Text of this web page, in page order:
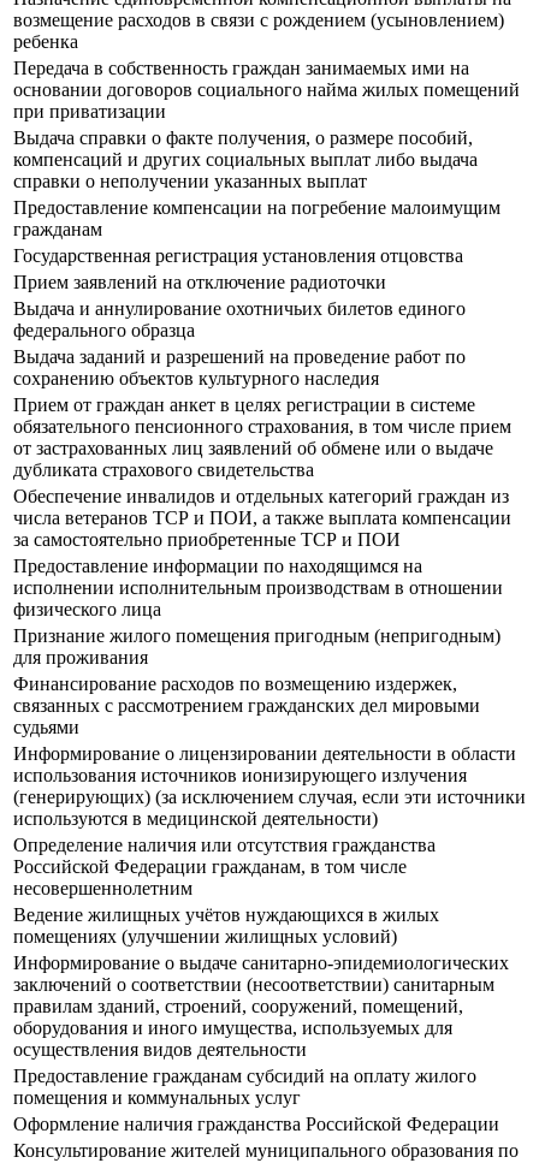
возмещение расходов в связи с рождением (усыновлением)
ребенка
Передача в собственность граждан занимаемых ими на
основании договоров социального найма жилых помещений
при приватизации
Выдача справки о факте получения, о размере пособий,
компенсаций и других социальных выплат либо выдача
справки о неполучении указанных выплат
Предоставление компенсации на погребение малоимущим
гражданам
Государственная регистрация установления отцовства
Прием заявлений на отключение радиоточки
Выдача и аннулирование охотничьих билетов единого
федерального образца
Выдача заданий и разрешений на проведение работ по
сохранению объектов культурного наследия
Прием от граждан анкет в целях регистрации в системе
обязательного пенсионного страхования, в том числе прием
от застрахованных лиц заявлений об обмене или о выдаче
дубликата страхового свидетельства
Обеспечение инвалидов и отдельных категорий граждан из
числа ветеранов ТСР и ПОИ, а также выплата компенсации
за самостоятельно приобретенные ТСР и ПОИ
Предоставление информации по находящимся на
исполнении исполнительным производствам в отношении
физического лица
Признание жилого помещения пригодным (непригодным)
для проживания
Финансирование расходов по возмещению издержек,
связанных с рассмотрением гражданских дел мировыми
судьями
Информирование о лицензировании деятельности в области
использования источников ионизирующего излучения
(генерирующих) (за исключением случая, если эти источники
используются в медицинской деятельности)
Определение наличия или отсутствия гражданства
Российской Федерации гражданам, в том числе
несовершеннолетним
Ведение жилищных учётов нуждающихся в жилых
помещениях (улучшении жилищных условий)
Информирование о выдаче санитарно-эпидемиологических
заключений о соответствии (несоответствии) санитарным
правилам зданий, строений, сооружений, помещений,
оборудования и иного имущества, используемых для
осуществления видов деятельности
Предоставление гражданам субсидий на оплату жилого
помещения и коммунальных услуг
Оформление наличия гражданства Российской Федерации
Консультирование жителей муниципального образования по